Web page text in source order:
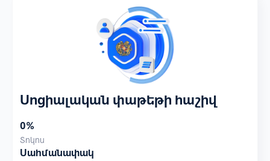
Սոցիալական փաթեթի հաշիվ
0%
Տոկոս
Սահմանափակ